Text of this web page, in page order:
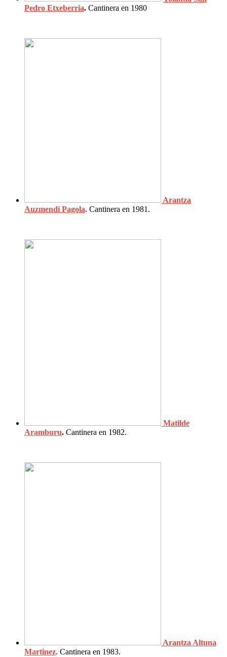
Pedro Etxeberria. Cantinera en 1980
Arantza
Auzmendi Pagola. Cantinera en 1981.
Matilde
Aramburu. Cantinera en 1982.
Arantza Altuna
Martinez. Cantinera en 1983.